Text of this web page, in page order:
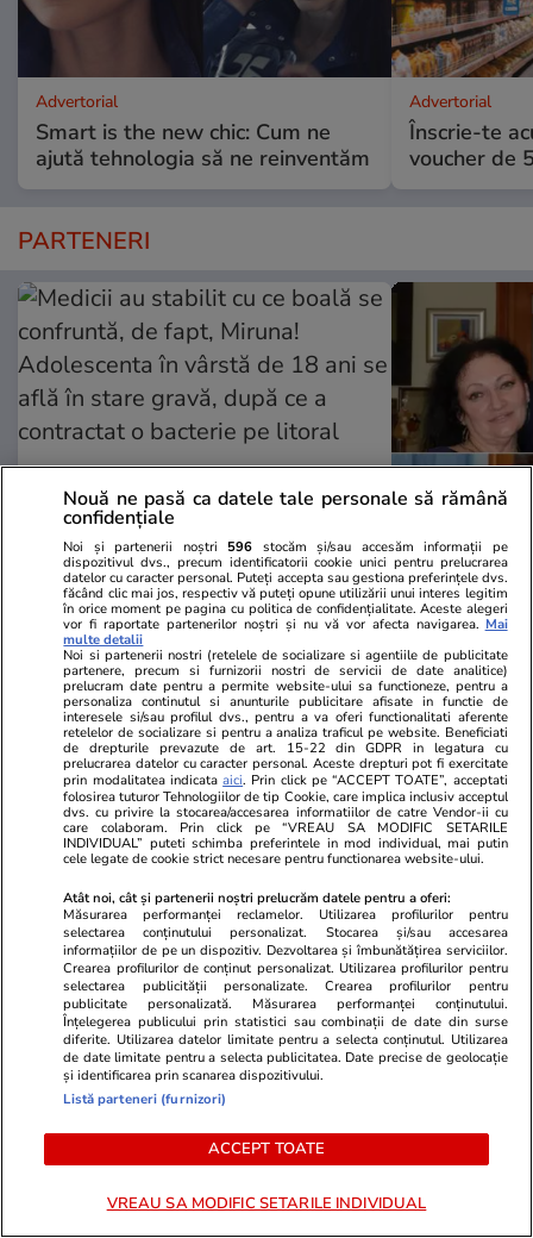
Advertorial
Smart is the new chic: Cum ne
ajută tehnologia să ne reinventăm
Advertorial
Înscrie-te
voucher de
PARTENERI
Wowbiz.ro
Medicii au stabilit cu ce boală se
confruntă, de fapt, Miruna!
Adolescenta în vârstă de 18 ani
se află în stare gravă, după ce a
contractat o bacterie pe litoral
Redactia.ro
De ce a
lucru
timp ce era
POLITIC
Politică 31 iul.
Traian Băsescu i-a făcut praf pe
guvernanți: „Lumea, dacă vrea
să vadă ce înseamnă să fii
prost, se uită la România”.
Miniștrii de la Energie, „niște
panarame”
Politică 31 iul.
Traian Băsescu îi cere lui Ilie
Bolojan să refacă coaliția cu
au stricat”
Nouă ne pasă ca datele tale personale să rămână
confidențiale
Noi și partenerii noștri 596 stocăm și/sau accesăm informații pe
dispozitivul dvs., precum identificatorii cookie unici pentru prelucrarea
datelor cu caracter personal. Puteți accepta sau gestiona preferințele dvs.
făcând clic mai jos, respectiv vă puteți opune utilizării unui interes legitim
în orice moment pe pagina cu politica de confidențialitate. Aceste alegeri
vor fi raportate partenerilor noștri și nu vă vor afecta navigarea. Mai
multe detalii
Noi si partenerii nostri (retelele de socializare si agentiile de publicitate
partenere, precum si furnizorii nostri de servicii de date analitice)
prelucram date pentru a permite website-ului sa functioneze, pentru a
personaliza continutul si anunturile publicitare afisate in functie de
interesele si/sau profilul dvs., pentru a va oferi functionalitati aferente
retelelor de socializare si pentru a analiza traficul pe website. Beneficiati
de drepturile prevazute de art. 15-22 din GDPR in legatura cu
prelucrarea datelor cu caracter personal. Aceste drepturi pot fi exercitate
prin modalitatea indicataaici. Prin click pe “ACCEPT TOATE”, acceptati
folosirea tuturor Tehnologiilor de tip Cookie, care implica inclusiv acceptul
dvs. cu privire la stocarea/accesarea informatiilor de catre Vendor-ii cu
care colaboram. Prin click pe “VREAU SA MODIFIC SETARILE
INDIVIDUAL” puteti schimba preferintele in mod individual, mai putin
cele legate de cookie strict necesare pentru functionarea website-ului.
Atât noi, cât și partenerii noștri prelucrăm datele pentru a oferi:
Măsurarea performanței reclamelor. Utilizarea profilurilor pentru
selectarea conținutului personalizat. Stocarea și/sau accesarea
informațiilor de pe un dispozitiv. Dezvoltarea și îmbunătățirea serviciilor.
Crearea profilurilor de conținut personalizat. Utilizarea profilurilor pentru
selectarea publicității personalizate. Crearea profilurilor pentru
publicitate personalizată. Măsurarea performanței conținutului.
Înțelegerea publicului prin statistici sau combinații de date din surse
diferite. Utilizarea datelor limitate pentru a selecta conținutul. Utilizarea
de date limitate pentru a selecta publicitatea. Date precise de geolocație
și identificarea prin scanarea dispozitivului.
Listă parteneri (furnizori)
ACCEPT TOATE
VREAU SA MODIFIC SETARILE INDIVIDUAL